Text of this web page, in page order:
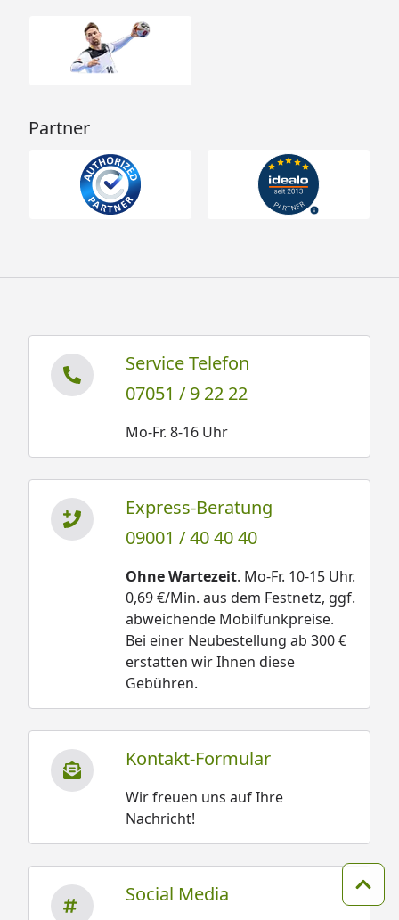
Partner
Service Telefon
07051 / 9 22 22
Mo-Fr. 8-16 Uhr
Express-Beratung
09001 / 40 40 40
Ohne Wartezeit. Mo-Fr. 10-15 Uhr.
0,69 €/Min. aus dem Festnetz, ggf.
abweichende Mobilfunkpreise.
Bei einer Neubestellung ab 300 €
erstatten wir Ihnen diese
Gebühren.
Kontakt-Formular
Wir freuen uns auf Ihre
Nachricht!
Social Media